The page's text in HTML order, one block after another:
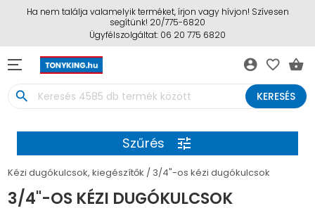
Ha nem találja valamelyik terméket, írjon vagy hívjon! Szívesen
segítünk! 20/775-6820
Ügyfélszolgáltat: 06 20 775 6820
account_circle favorite_border shopping_basket
search KERESÉS
Szűrés tune
Kézi dugókulcsok, kiegészítők 3/4"-os kézi dugókulcsok
3/4"-OS KÉZI DUGÓKULCSOK